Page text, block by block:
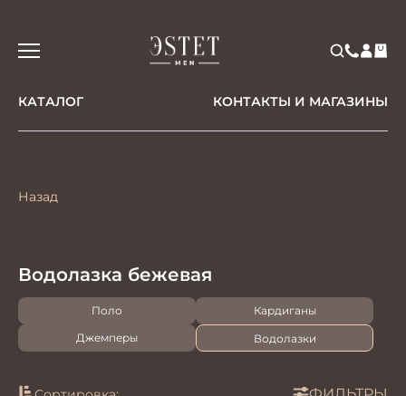
КАТАЛОГ КОНТАКТЫ И МАГАЗИНЫ
Назад
Водолазка бежевая
Поло
Кардиганы
Джемперы
Водолазки